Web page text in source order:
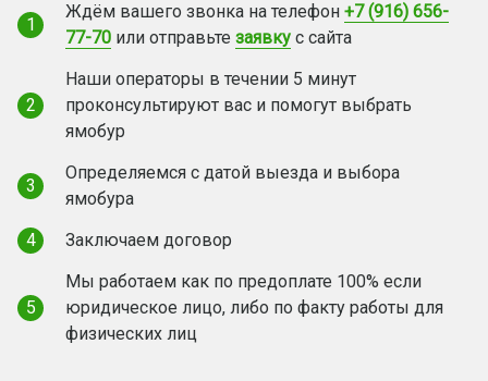
1
Ждём вашего звонка на телефон +7 (916) 656-
77-70 или отправьте заявку с сайта
2
Наши операторы в течении 5 минут
проконсультируют вас и помогут выбрать
ямобур
3
Определяемся с датой выезда и выбора
ямобура
4
Заключаем договор
5
Мы работаем как по предоплате 100% если
юридическое лицо, либо по факту работы для
физических лиц